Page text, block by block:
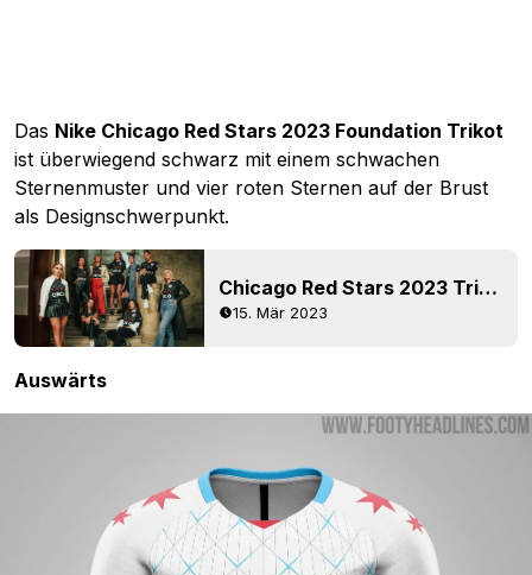
Das Nike Chicago Red Stars 2023 Foundation Trikot
ist überwiegend schwarz mit einem schwachen
Sternenmuster und vier roten Sternen auf der Brust
als Designschwerpunkt.
Chicago Red Stars 2023 Trikot enthüllt
15. Mär 2023
Auswärts